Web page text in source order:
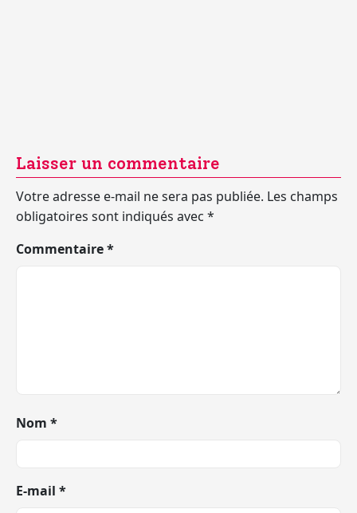
Laisser un commentaire
Votre adresse e-mail ne sera pas publiée. Les champs
obligatoires sont indiqués avec *
Commentaire*
Nom *
E-mail *